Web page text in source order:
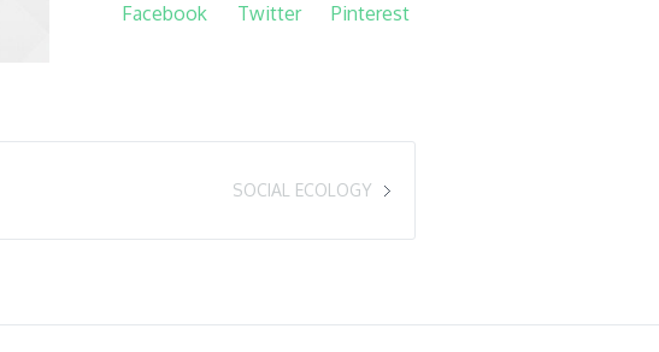
Facebook Twitter Pinterest
SOCIAL ECOLOGY